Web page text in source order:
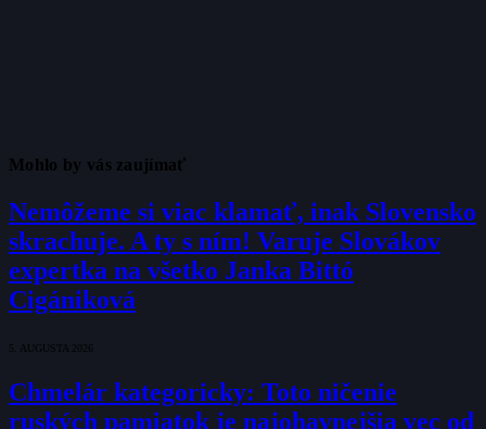
Mohlo by vás zaujímať
Nemôžeme si viac klamať, inak Slovensko
skrachuje. A ty s ním! Varuje Slovákov
expertka na všetko Janka Bittó
Cigániková
5. AUGUSTA 2026
Chmelár kategoricky: Toto ničenie
ruských pamiatok je najohavnejšia vec od